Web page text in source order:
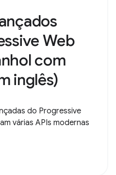
Web
com
inglês)
do Progressive
várias APIs modernas